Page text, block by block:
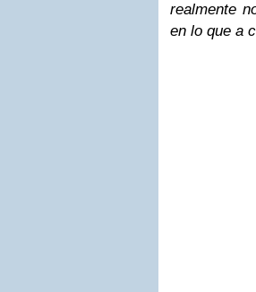
realmente
en lo que a